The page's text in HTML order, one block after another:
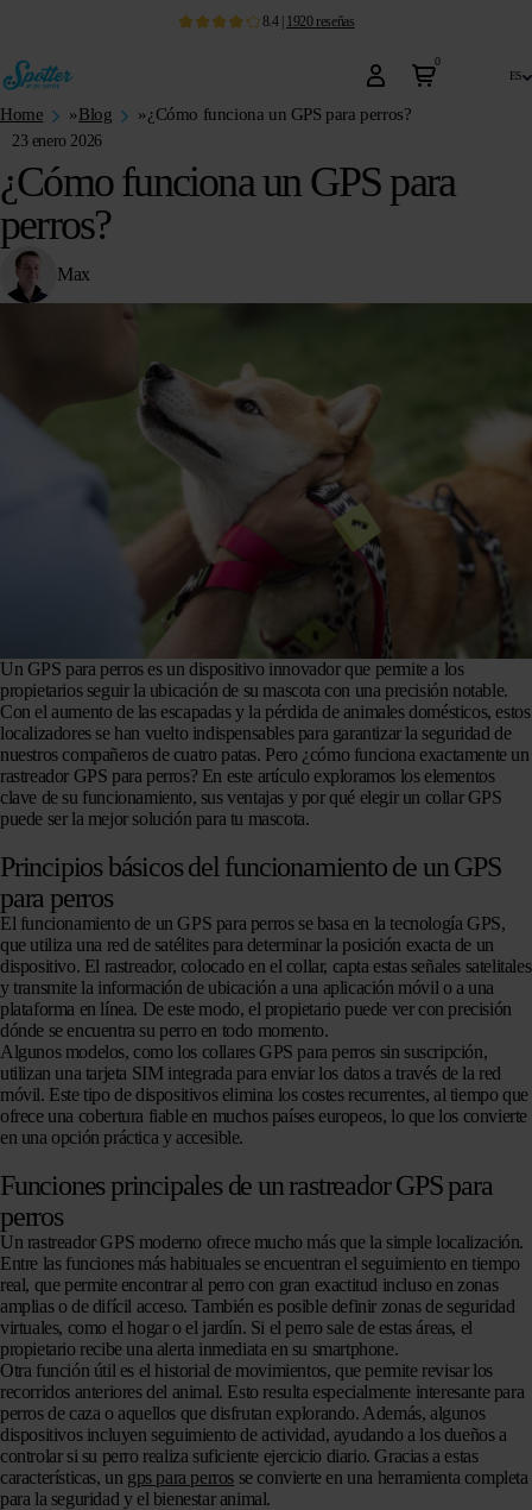
8.4| 1920 reseñas
0
es
Home »Blog »¿Cómo funciona un GPS para perros?
23 enero 2026
¿Cómo funciona un GPS para
perros?
Max
Un GPS para perros es un dispositivo innovador que permite a los
propietarios seguir la ubicación de su mascota con una precisión notable.
Con el aumento de las escapadas y la pérdida de animales domésticos, estos
localizadores se han vuelto indispensables para garantizar la seguridad de
nuestros compañeros de cuatro patas. Pero ¿cómo funciona exactamente un
rastreador GPS para perros? En este artículo exploramos los elementos
clave de su funcionamiento, sus ventajas y por qué elegir un collar GPS
puede ser la mejor solución para tu mascota.
Principios básicos del funcionamiento de un GPS
para perros
El funcionamiento de un GPS para perros se basa en la tecnología GPS,
que utiliza una red de satélites para determinar la posición exacta de un
dispositivo. El rastreador, colocado en el collar, capta estas señales satelitales
y transmite la información de ubicación a una aplicación móvil o a una
plataforma en línea. De este modo, el propietario puede ver con precisión
dónde se encuentra su perro en todo momento.
Algunos modelos, como los collares GPS para perros sin suscripción,
utilizan una tarjeta SIM integrada para enviar los datos a través de la red
móvil. Este tipo de dispositivos elimina los costes recurrentes, al tiempo que
ofrece una cobertura fiable en muchos países europeos, lo que los convierte
en una opción práctica y accesible.
Funciones principales de un rastreador GPS para
perros
Un rastreador GPS moderno ofrece mucho más que la simple localización.
Entre las funciones más habituales se encuentran el seguimiento en tiempo
real, que permite encontrar al perro con gran exactitud incluso en zonas
amplias o de difícil acceso. También es posible definir zonas de seguridad
virtuales, como el hogar o el jardín. Si el perro sale de estas áreas, el
propietario recibe una alerta inmediata en su smartphone.
Otra función útil es el historial de movimientos, que permite revisar los
recorridos anteriores del animal. Esto resulta especialmente interesante para
perros de caza o aquellos que disfrutan explorando. Además, algunos
dispositivos incluyen seguimiento de actividad, ayudando a los dueños a
controlar si su perro realiza suficiente ejercicio diario. Gracias a estas
características, un gps para perros se convierte en una herramienta completa
para la seguridad y el bienestar animal.